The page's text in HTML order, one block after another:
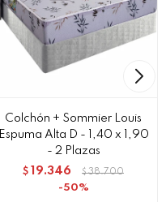
Colchón + Sommier Louis
Espuma Alta D - 1,40 x 1,90
- 2 Plazas
$ 19.346 $ 38.700
50